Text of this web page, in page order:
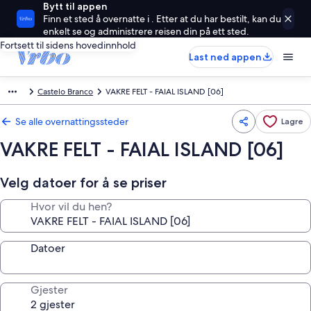
Bytt til appen
Finn et sted å overnatte i . Etter at du har bestilt, kan du
enkelt se og administrere reisen din på ett sted.
Fortsett til sidens hovedinnhold
Last ned appen
Castelo Branco VAKRE FELT - FAIAL ISLAND [06]
Se alle overnattingssteder Lagre
VAKRE FELT - FAIAL ISLAND [06]
Velg datoer for å se priser
Hvor vil du hen?
Datoer
Gjester